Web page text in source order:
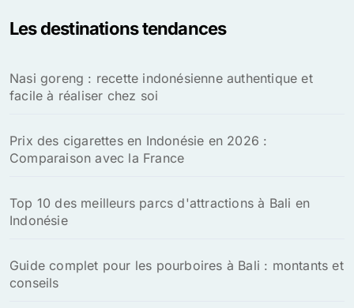
r
e
r
Les destinations tendances
Nasi goreng : recette indonésienne authentique et
facile à réaliser chez soi
Prix des cigarettes en Indonésie en 2026 :
Comparaison avec la France
Top 10 des meilleurs parcs d'attractions à Bali en
Indonésie
Guide complet pour les pourboires à Bali : montants et
conseils